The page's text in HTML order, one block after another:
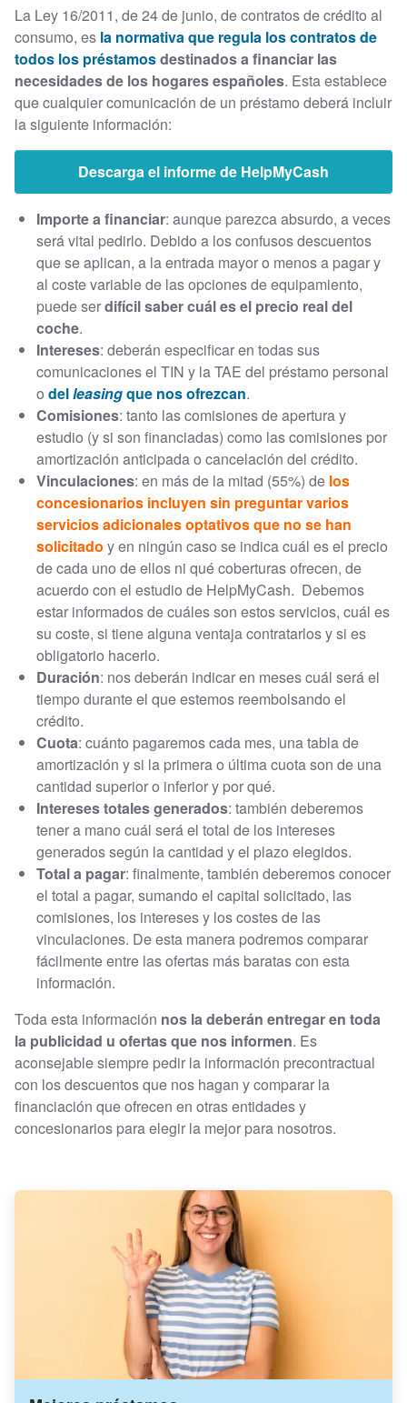
La Ley 16/2011, de 24 de junio, de contratos de crédito al
consumo, es la normativa que regula los contratos de
todos los préstamosdestinados a financiar las
necesidades de los hogares españoles. Esta establece
que cualquier comunicación de un préstamo deberá incluir
la siguiente información:
Descarga el informe de HelpMyCash
Importe a financiar: aunque parezca absurdo, a veces
será vital pedirlo. Debido a los confusos descuentos
que se aplican, a la entrada mayor o menos a pagar y
al coste variable de las opciones de equipamiento,
puede serdifícil saber cuál es el precio real del
coche.
Intereses: deberán especificar en todas sus
comunicaciones el TIN y la TAE del préstamo personal
o delleasingque nos ofrezcan.
Comisiones: tanto las comisiones de apertura y
estudio (y si son financiadas) como las comisiones por
amortización anticipada o cancelación del crédito.
Vinculaciones: en más de la mitad (55%) de los
concesionarios incluyen sin preguntar varios
servicios adicionales optativos que no se han
solicitado y en ningún caso se indica cuál es el precio
de cada uno de ellos ni qué coberturas ofrecen, de
acuerdo con el estudio de HelpMyCash. Debemos
estar informados de cuáles son estos servicios, cuál es
su coste, si tiene alguna ventaja contratarlos y si es
obligatorio hacerlo.
Duración: nos deberán indicar en meses cuál será el
tiempo durante el que estemos reembolsando el
crédito.
Cuota: cuánto pagaremos cada mes, una tabla de
amortización y si la primera o última cuota son de una
cantidad superior o inferior y por qué.
Intereses totales generados: también deberemos
tener a mano cuál será el total de los intereses
generados según la cantidad y el plazo elegidos.
Total a pagar: finalmente, también deberemos conocer
el total a pagar, sumando el capital solicitado, las
comisiones, los intereses y los costes de las
vinculaciones. De esta manera podremos comparar
fácilmente entre las ofertas más baratas con esta
información.
Toda esta información nos la deberán entregar en toda
la publicidad u ofertas que nos informen. Es
aconsejable siempre pedir la información precontractual
con los descuentos que nos hagan y comparar la
financiación que ofrecen en otras entidades y
concesionarios para elegir la mejor para nosotros.